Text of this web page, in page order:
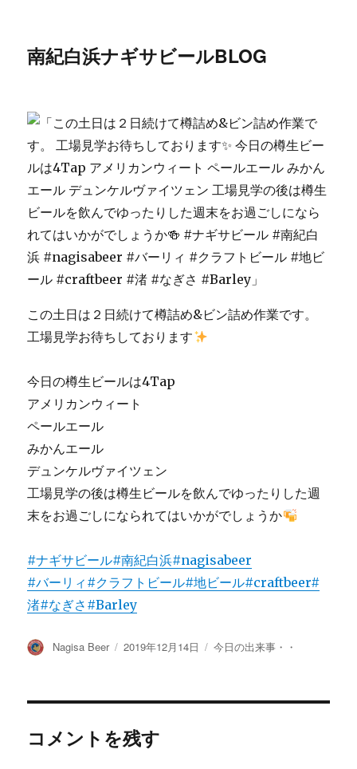
南紀白浜ナギサビールBLOG
この土日は２日続けて樽詰め&ビン詰め作業です。
工場見学お待ちしております
今日の樽生ビールは4Tap
アメリカンウィート
ペールエール
みかんエール
デュンケルヴァイツェン
工場見学の後は樽生ビールを飲んでゆったりした週
末をお過ごしになられてはいかがでしょうか
#ナギサビール#南紀白浜#nagisabeer
#バーリィ #クラフトビール#地ビール#craftbeer#
渚#なぎさ #Barley
投
Nagisa Beer
投
2019年12月14日
カ
今日の出来事・・
コメントを残す